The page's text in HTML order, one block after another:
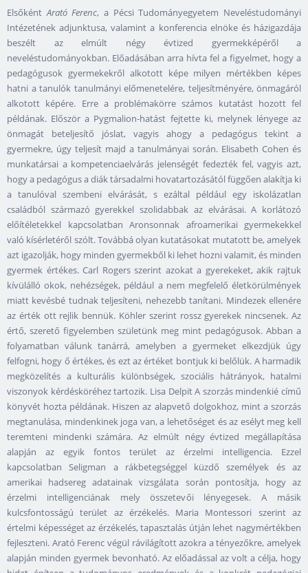
ElsőkéntArató Ferenc, a Pécsi Tudományegyetem Neveléstudományi
Intézetének adjunktusa, valamint a konferencia elnöke és házigazdája
beszélt az elmúlt négy évtized gyermekképéről a
neveléstudományokban. Előadásában arra hívta fel a figyelmet, hogy a
pedagógusok gyermekekről alkotott képe milyen mértékben képes
hatni a tanulók tanulmányi előmenetelére, teljesítményére, önmagáról
alkotott képére. Erre a problémakörre számos kutatást hozott fel
példának. Először a Pygmalion-hatást fejtette ki, melynek lényege az
önmagát beteljesítő jóslat, vagyis ahogy a pedagógus tekint a
gyermekre, úgy teljesít majd a tanulmányai során. Elisabeth Cohen és
munkatársai a kompetenciaelvárás jelenségét fedezték fel, vagyis azt,
hogy a pedagógus a diák társadalmi hovatartozásától függően alakítja ki
a tanulóval szembeni elvárását, s ezáltal például egy iskolázatlan
családból származó gyerekkel szolidabbak az elvárásai. A korlátozó
előítéletekkel kapcsolatban Aronsonnak afroamerikai gyermekekkel
való kísérletéről szólt. Továbbá olyan kutatásokat mutatott be, amelyek
azt igazolják, hogy minden gyermekből ki lehet hozni valamit, és minden
gyermek értékes. Carl Rogers szerint azokat a gyerekeket, akik rajtuk
kívülálló okok, nehézségek, például a nem megfelelő életkörülmények
miatt kevésbé tudnak teljesíteni, nehezebb tanítani. Mindezek ellenére
az érték ott rejlik bennük. Köhler szerint rossz gyerekek nincsenek. Az
értő, szerető figyelemben születünk meg mint pedagógusok. Abban a
folyamatban válunk tanárrá, amelyben a gyermeket elkezdjük úgy
felfogni, hogy ő értékes, és ezt az értéket bontjuk ki belőlük. A harmadik
megközelítés a kulturális különbségek, szociális hátrányok, hatalmi
viszonyok kérdésköréhez tartozik. Lisa Delpit A szorzás mindenkié című
könyvét hozta példának. Hiszen az alapvető dolgokhoz, mint a szorzás
megtanulása, mindenkinek joga van, a lehetőséget és az esélyt meg kell
teremteni mindenki számára. Az elmúlt négy évtized megállapítása
alapján az egyik fontos terület az érzelmi intelligencia. Ezzel
kapcsolatban Seligman a rákbetegséggel küzdő személyek és az
amerikai hadsereg adatainak vizsgálata során pontosítja, hogy az
érzelmi intelligenciának mely összetevői lényegesek. A másik
kulcsfontosságú terület az érzékelés. Maria Montessori szerint az
értelmi képességet az érzékelés, tapasztalás útján lehet nagymértékben
fejleszteni. Arató Ferenc végül rávilágított azokra a tényezőkre, amelyek
alapján minden gyermek bevonható. Az előadással az volt a célja, hogy